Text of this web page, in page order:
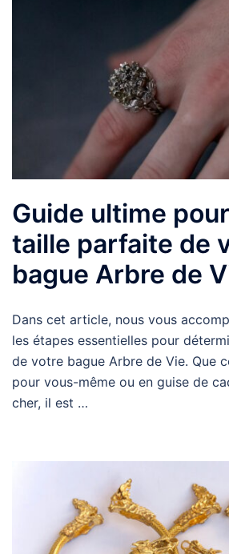
Guide ultime
taille parfaite de
bague Arbre de
Dans cet article, nous vous
les étapes essentielles pour
de votre bague Arbre de Vie. Que
pour vous-même ou en guise de
cher, il est …